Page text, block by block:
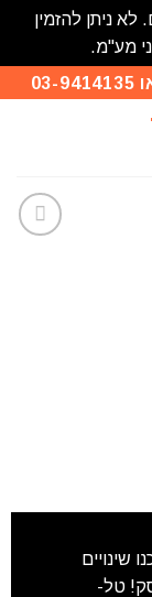
לא ניתן להזמין
מע"מ.
שינויים
טל-